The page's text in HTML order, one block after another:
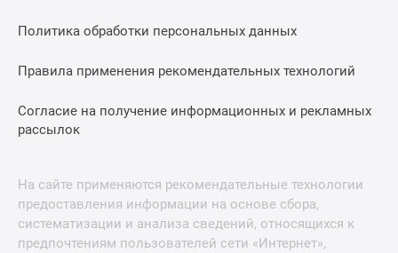
Политика обработки персональных данных
Правила применения рекомендательных технологий
Согласие на получение информационных и рекламных
рассылок
На сайте применяются рекомендательные технологии
предоставления информации на основе сбора,
систематизации и анализа сведений, относящихся к
предпочтениям пользователей сети «Интернет»,